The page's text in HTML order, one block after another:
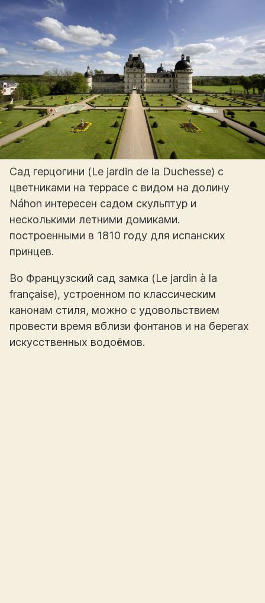
Сад герцогини (Le jardin de la Duchesse) с
цветниками на террасе с видом на долину
Náhon интересен садом скульптур и
несколькими летними домиками.
построенными в 1810 году для испанских
принцев.
Во Французский сад замка (Le jardin à la
française), устроенном по классическим
канонам стиля, можно с удовольствием
провести время вблизи фонтанов и на берегах
искусственных водоёмов.